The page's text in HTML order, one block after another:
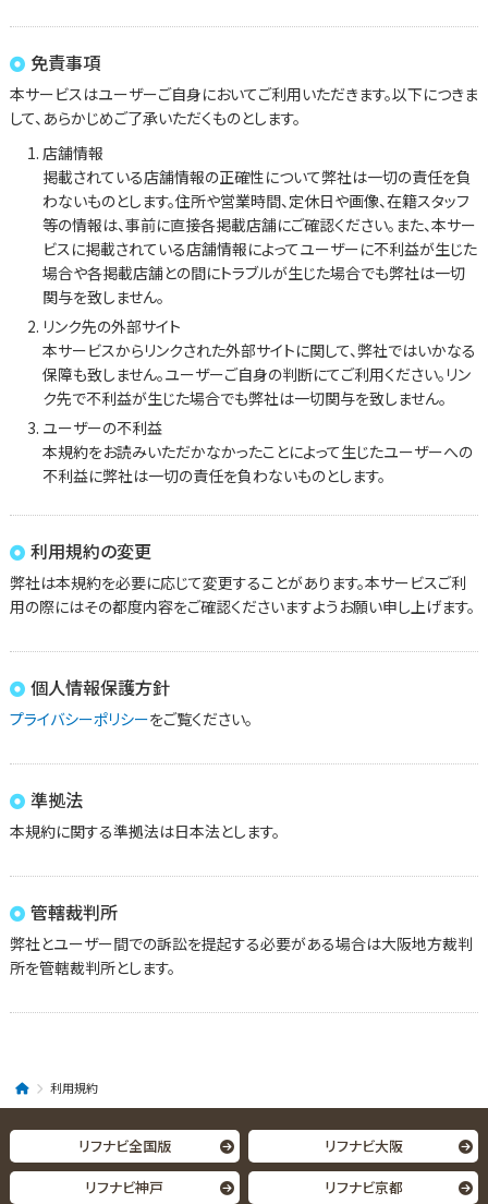
免責事項
本サービスはユーザーご自身においてご利用いただきます。以下につきま
して、あらかじめご了承いただくものとします。
店舗情報
掲載されている店舗情報の正確性について弊社は一切の責任を負
わないものとします。住所や営業時間、定休日や画像、在籍スタッフ
等の情報は、事前に直接各掲載店舗にご確認ください。また、本サー
ビスに掲載されている店舗情報によってユーザーに不利益が生じた
場合や各掲載店舗との間にトラブルが生じた場合でも弊社は一切
関与を致しません。
リンク先の外部サイト
本サービスからリンクされた外部サイトに関して、弊社ではいかなる
保障も致しません。ユーザーご自身の判断にてご利用ください。リン
ク先で不利益が生じた場合でも弊社は一切関与を致しません。
ユーザーの不利益
本規約をお読みいただかなかったことによって生じたユーザーへの
不利益に弊社は一切の責任を負わないものとします。
利用規約の変更
弊社は本規約を必要に応じて変更することがあります。本サービスご利
用の際にはその都度内容をご確認くださいますようお願い申し上げます。
個人情報保護方針
プライバシーポリシーをご覧ください。
準拠法
本規約に関する準拠法は日本法とします。
管轄裁判所
弊社とユーザー間での訴訟を提起する必要がある場合は大阪地方裁判
所を管轄裁判所とします。
利用規約
リフナビ全国版
リフナビ大阪
リフナビ神戸
リフナビ京都